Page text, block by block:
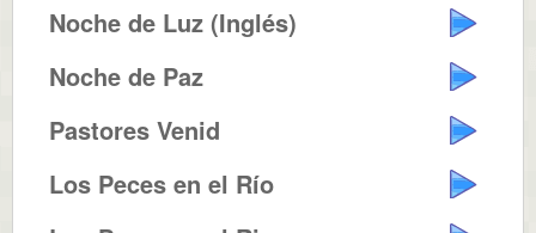
Noche de Luz (Inglés)
Noche de Paz
Pastores Venid
Los Peces en el Río